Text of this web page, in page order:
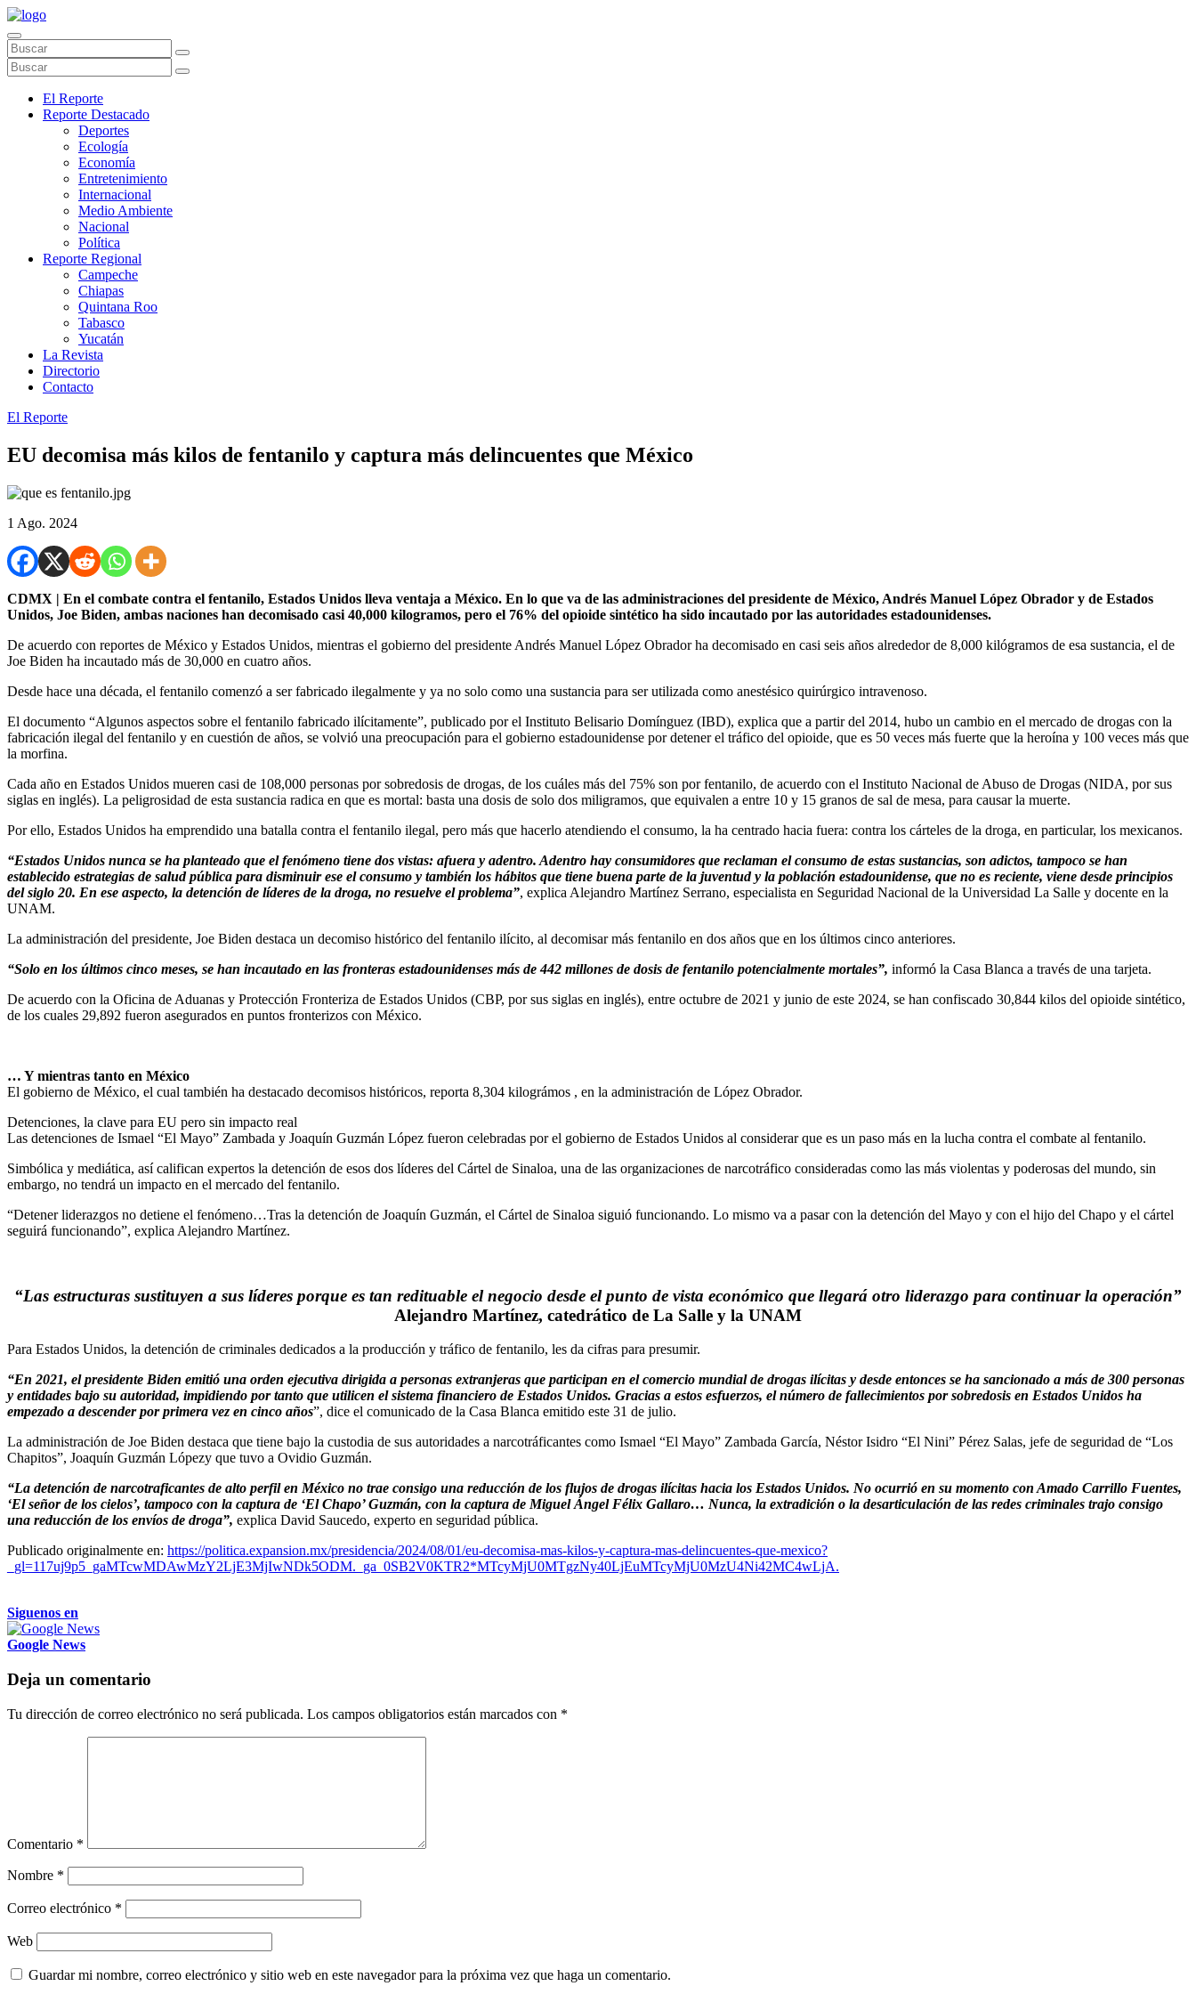
El Reporte
Reporte Destacado
Deportes
Ecología
Economía
Entretenimiento
Internacional
Medio Ambiente
Nacional
Política
Reporte Regional
Campeche
Chiapas
Quintana Roo
Tabasco
Yucatán
La Revista
Directorio
Contacto
El Reporte
EU decomisa más kilos de fentanilo y captura más delincuentes que México
1 Ago. 2024
CDMX | En el combate contra el fentanilo, Estados Unidos lleva ventaja a México. En lo que va de las administraciones del presidente de México, Andrés Manuel López Obrador y de Estados
Unidos, Joe Biden, ambas naciones han decomisado casi 40,000 kilogramos, pero el 76% del opioide sintético ha sido incautado por las autoridades estadounidenses.
De acuerdo con reportes de México y Estados Unidos, mientras el gobierno del presidente Andrés Manuel López Obrador ha decomisado en casi seis años alrededor de 8,000 kilógramos de esa sustancia, el de
Joe Biden ha incautado más de 30,000 en cuatro años.
Desde hace una década, el fentanilo comenzó a ser fabricado ilegalmente y ya no solo como una sustancia para ser utilizada como anestésico quirúrgico intravenoso.
El documento “Algunos aspectos sobre el fentanilo fabricado ilícitamente”, publicado por el Instituto Belisario Domínguez (IBD), explica que a partir del 2014, hubo un cambio en el mercado de drogas con la
fabricación ilegal del fentanilo y en cuestión de años, se volvió una preocupación para el gobierno estadounidense por detener el tráfico del opioide, que es 50 veces más fuerte que la heroína y 100 veces más que
la morfina.
Cada año en Estados Unidos mueren casi de 108,000 personas por sobredosis de drogas, de los cuáles más del 75% son por fentanilo, de acuerdo con el Instituto Nacional de Abuso de Drogas (NIDA, por sus
siglas en inglés). La peligrosidad de esta sustancia radica en que es mortal: basta una dosis de solo dos miligramos, que equivalen a entre 10 y 15 granos de sal de mesa, para causar la muerte.
Por ello, Estados Unidos ha emprendido una batalla contra el fentanilo ilegal, pero más que hacerlo atendiendo el consumo, la ha centrado hacia fuera: contra los cárteles de la droga, en particular, los mexicanos.
“Estados Unidos nunca se ha planteado que el fenómeno tiene dos vistas: afuera y adentro. Adentro hay consumidores que reclaman el consumo de estas sustancias, son adictos, tampoco se han
establecido estrategias de salud pública para disminuir ese el consumo y también los hábitos que tiene buena parte de la juventud y la población estadounidense, que no es reciente, viene desde principios
del siglo 20. En ese aspecto, la detención de líderes de la droga, no resuelve el problema”, explica Alejandro Martínez Serrano, especialista en Seguridad Nacional de la Universidad La Salle y docente en la
UNAM.
La administración del presidente, Joe Biden destaca un decomiso histórico del fentanilo ilícito, al decomisar más fentanilo en dos años que en los últimos cinco anteriores.
“Solo en los últimos cinco meses, se han incautado en las fronteras estadounidenses más de 442 millones de dosis de fentanilo potencialmente mortales”, informó la Casa Blanca a través de una tarjeta.
De acuerdo con la Oficina de Aduanas y Protección Fronteriza de Estados Unidos (CBP, por sus siglas en inglés), entre octubre de 2021 y junio de este 2024, se han confiscado 30,844 kilos del opioide sintético,
de los cuales 29,892 fueron asegurados en puntos fronterizos con México.
… Y mientras tanto en México
El gobierno de México, el cual también ha destacado decomisos históricos, reporta 8,304 kilográmos , en la administración de López Obrador.
Detenciones, la clave para EU pero sin impacto real
Las detenciones de Ismael “El Mayo” Zambada y Joaquín Guzmán López fueron celebradas por el gobierno de Estados Unidos al considerar que es un paso más en la lucha contra el combate al fentanilo.
Simbólica y mediática, así califican expertos la detención de esos dos líderes del Cártel de Sinaloa, una de las organizaciones de narcotráfico consideradas como las más violentas y poderosas del mundo, sin
embargo, no tendrá un impacto en el mercado del fentanilo.
“Detener liderazgos no detiene el fenómeno…Tras la detención de Joaquín Guzmán, el Cártel de Sinaloa siguió funcionando. Lo mismo va a pasar con la detención del Mayo y con el hijo del Chapo y el cártel
seguirá funcionando”, explica Alejandro Martínez.
“Las estructuras sustituyen a sus líderes porque es tan redituable el negocio desde el punto de vista económico que llegará otro liderazgo para continuar la operación”
Alejandro Martínez, catedrático de La Salle y la UNAM
Para Estados Unidos, la detención de criminales dedicados a la producción y tráfico de fentanilo, les da cifras para presumir.
“En 2021, el presidente Biden emitió una orden ejecutiva dirigida a personas extranjeras que participan en el comercio mundial de drogas ilícitas y desde entonces se ha sancionado a más de 300 personas
y entidades bajo su autoridad, impidiendo por tanto que utilicen el sistema financiero de Estados Unidos. Gracias a estos esfuerzos, el número de fallecimientos por sobredosis en Estados Unidos ha
empezado a descender por primera vez en cinco años”, dice el comunicado de la Casa Blanca emitido este 31 de julio.
La administración de Joe Biden destaca que tiene bajo la custodia de sus autoridades a narcotráficantes como Ismael “El Mayo” Zambada García, Néstor Isidro “El Nini” Pérez Salas, jefe de seguridad de “Los
Chapitos”, Joaquín Guzmán Lópezy que tuvo a Ovidio Guzmán.
“La detención de narcotraficantes de alto perfil en México no trae consigo una reducción de los flujos de drogas ilícitas hacia los Estados Unidos. No ocurrió en su momento con Amado Carrillo Fuentes,
‘El señor de los cielos’, tampoco con la captura de ‘El Chapo’ Guzmán, con la captura de Miguel Ángel Félix Gallaro… Nunca, la extradición o la desarticulación de las redes criminales trajo consigo
una reducción de los envíos de droga”, explica David Saucedo, experto en seguridad pública.
Publicado originalmente en: https://politica.expansion.mx/presidencia/2024/08/01/eu-decomisa-mas-kilos-y-captura-mas-delincuentes-que-mexico?
_gl=117uj9p5_gaMTcwMDAwMzY2LjE3MjIwNDk5ODM._ga_0SB2V0KTR2*MTcyMjU0MTgzNy40LjEuMTcyMjU0MzU4Ni42MC4wLjA.
Siguenos en
Google News
Deja un comentario
Tu dirección de correo electrónico no será publicada. Los campos obligatorios están marcados con *
Comentario *
Nombre *
Correo electrónico *
Web
Guardar mi nombre, correo electrónico y sitio web en este navegador para la próxima vez que haga un comentario.